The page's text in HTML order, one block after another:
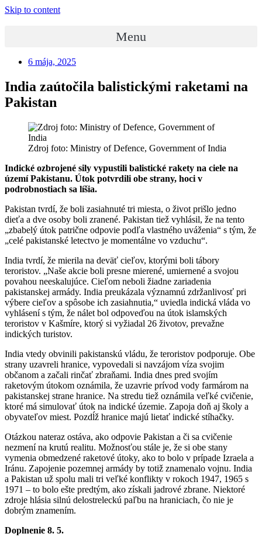
Skip to content
Menu
6 mája, 2025
India zaútočila balistickými raketami na
Pakistan
Zdroj foto: Ministry of Defence, Government of India
Indické ozbrojené sily vypustili balistické rakety na ciele na
území Pakistanu. Útok potvrdili obe strany, hoci v
podrobnostiach sa líšia.
Pakistan tvrdí, že boli zasiahnuté tri miesta, o život prišlo jedno
dieťa a dve osoby boli zranené. Pakistan tiež vyhlásil, že na tento
„zbabelý útok patrične odpovie podľa vlastného uváženia“ s tým, že
„celé pakistanské letectvo je momentálne vo vzduchu“.
India tvrdí, že mierila na deväť cieľov, ktorými boli tábory
teroristov. „Naše akcie boli presne mierené, umiernené a svojou
povahou neeskalujúce. Cieľom neboli žiadne zariadenia
pakistanskej armády. India preukázala významnú zdržanlivosť pri
výbere cieľov a spôsobe ich zasiahnutia,“ uviedla indická vláda vo
vyhlásení s tým, že nálet bol odpoveďou na útok islamských
teroristov v Kašmíre, ktorý si vyžiadal 26 životov, prevažne
indických turistov.
India vtedy obvinili pakistanskú vládu, že teroristov podporuje. Obe
strany uzavreli hranice, vypovedali si navzájom víza svojim
občanom a začali rinčať zbraňami. India dnes pred svojím
raketovým útokom oznámila, že uzavrie prívod vody farmárom na
pakistanskej strane hranice. Na stredu tiež oznámila veľké cvičenie,
ktoré má simulovať útok na indické územie. Zapoja doň aj školy a
obyvateľov miest. Pozdĺž hranice majú lietať indické stíhačky.
Otázkou nateraz ostáva, ako odpovie Pakistan a či sa cvičenie
nezmení na krutú realitu. Možnosťou stále je, že si obe stany
vymenia obmedzené raketové útoky, ako to bolo v prípade Izraela a
Iránu. Zapojenie pozemnej armády by totiž znamenalo vojnu. India
a Pakistan už spolu mali tri veľké konflikty v rokoch 1947, 1965 s
1971 – to bolo ešte predtým, ako získali jadrové zbrane. Niektoré
zdroje hlásia silnú delostreleckú paľbu na hraniciach, čo nie je
dobrým znamením.
Doplnenie 8. 5.